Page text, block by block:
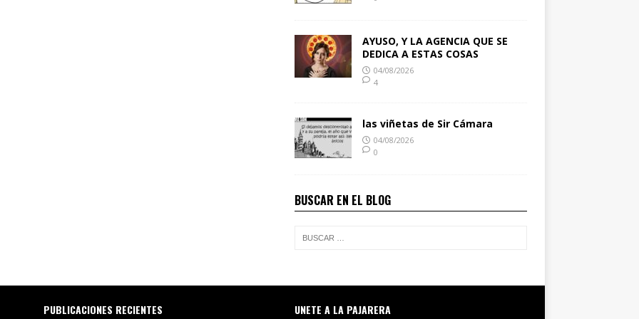
AYUSO, Y LA AGENCIA QUE SE
DEDICA A ESTAS COSAS
04/08/2026
4
las viñetas de Sir Cámara
04/08/2026
0
BUSCAR EN EL BLOG
PUBLICACIONES RECIENTES UNETE A LA PAJARERA